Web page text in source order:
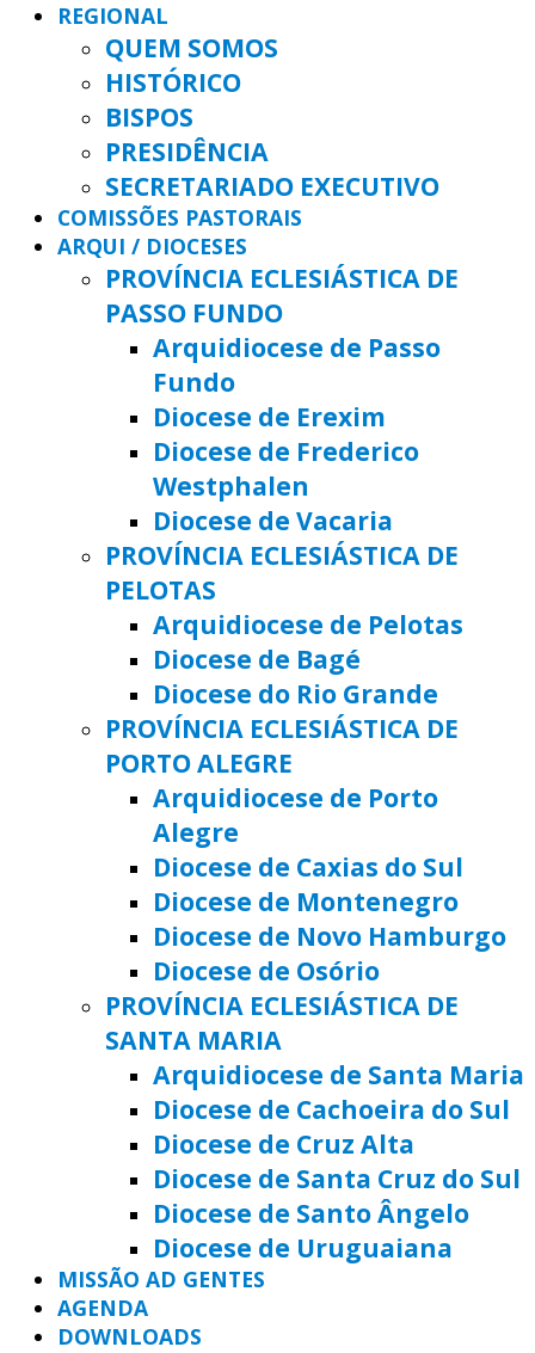
REGIONAL
QUEM SOMOS
HISTÓRICO
BISPOS
PRESIDÊNCIA
SECRETARIADO EXECUTIVO
COMISSÕES PASTORAIS
ARQUI / DIOCESES
PROVÍNCIA ECLESIÁSTICA DE
PASSO FUNDO
Arquidiocese de Passo
Fundo
Diocese de Erexim
Diocese de Frederico
Westphalen
Diocese de Vacaria
PROVÍNCIA ECLESIÁSTICA DE
PELOTAS
Arquidiocese de Pelotas
Diocese de Bagé
Diocese do Rio Grande
PROVÍNCIA ECLESIÁSTICA DE
PORTO ALEGRE
Arquidiocese de Porto
Alegre
Diocese de Caxias do Sul
Diocese de Montenegro
Diocese de Novo Hamburgo
Diocese de Osório
PROVÍNCIA ECLESIÁSTICA DE
SANTA MARIA
Arquidiocese de Santa Maria
Diocese de Cachoeira do Sul
Diocese de Cruz Alta
Diocese de Santa Cruz do Sul
Diocese de Santo Ângelo
Diocese de Uruguaiana
MISSÃO AD GENTES
AGENDA
DOWNLOADS